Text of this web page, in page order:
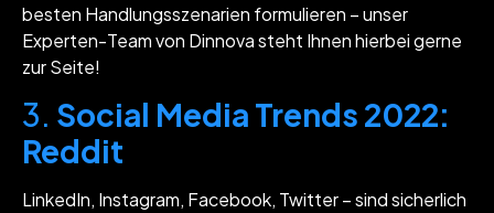
besten Handlungsszenarien formulieren – unser
Experten-Team von Dinnova steht Ihnen hierbei gerne
zur Seite!
3. Social Media Trends 2022:
Reddit
LinkedIn, Instagram, Facebook, Twitter – sind sicherlich